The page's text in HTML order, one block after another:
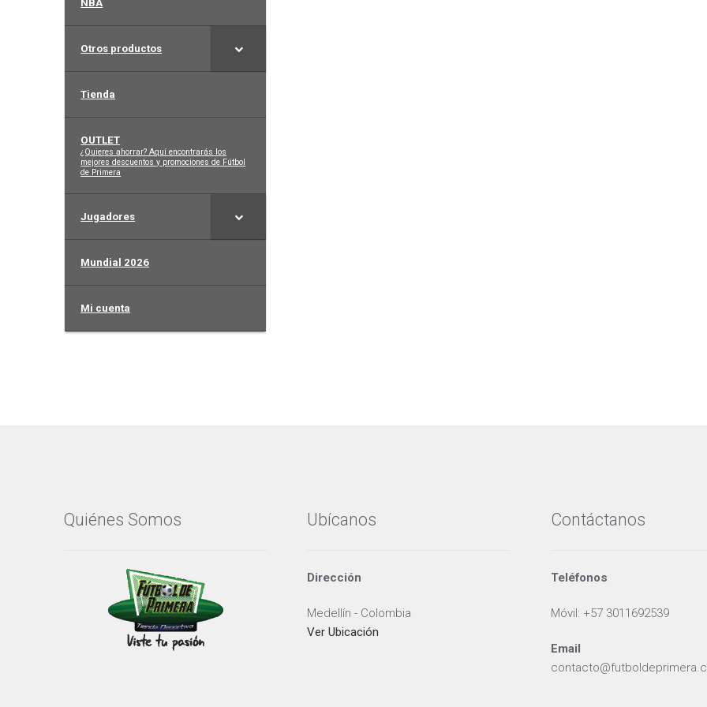
NBA
Otros productos
Tienda
OUTLET
–
¿Quieres ahorrar? Aquí encontrarás los
mejores descuentos y promociones de Fútbol
de Primera
Jugadores
Mundial 2026
Mi cuenta
Quiénes Somos Ubícanos
Dirección
Medellín - Colombia
Ver Ubicación
Contáctanos
Teléfonos
Móvil: +57 3011692539
Email